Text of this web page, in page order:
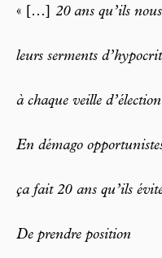
« […] 20 ans qu’ils
leurs serments
à chaque veille d’élection
En démago
ça fait 20 ans qu’ils
De prendre position